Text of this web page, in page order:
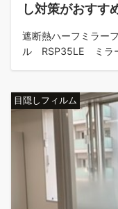
し対策がおすす
遮断熱ハーフミラ
ル RSP35LE ミラ
目隠しフィルム